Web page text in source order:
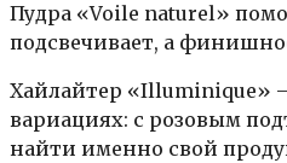
Пудра «Voile naturel»
подсвечивает, а
Хайлайтер «Illuminique»
вариациях: с розовым
найти именно свой